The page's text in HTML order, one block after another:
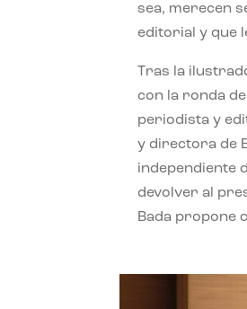
sea, merecen
editorial y que
Tras la
con la ronda
periodista y
y directora de
independiente
devolver al
Bada propone